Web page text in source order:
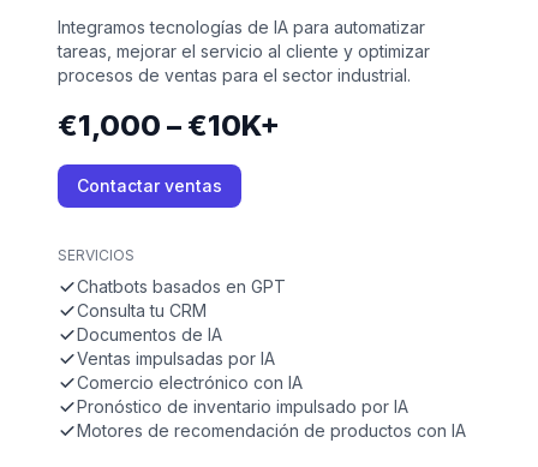
Integramos tecnologías de IA para automatizar
tareas, mejorar el servicio al cliente y optimizar
procesos de ventas para el sector industrial.
€1,000 – €10K+
Contactar ventas
SERVICIOS
Chatbots basados en GPT
Consulta tu CRM
Documentos de IA
Ventas impulsadas por IA
Comercio electrónico con IA
Pronóstico de inventario impulsado por IA
Motores de recomendación de productos con IA